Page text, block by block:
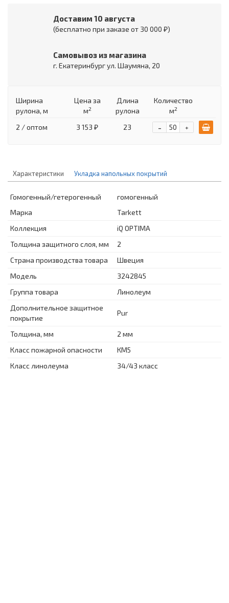
Доставим 10 августа
(бесплатно при заказе от 30 000 ₽)
Самовывоз из магазина
г. Екатеринбург ул. Шаумяна, 20
Ширина
рулона, м
Цена за
м2
Длина
рулона
Количество
м2
2 / оптом 3 153 ₽ 23 +
-
Характеристики Укладка напольных покрытий
Гомогенный/гетерогенный
гомогенный
Марка
Tarkett
Коллекция
iQ OPTIMA
Толщина защитного слоя, мм
2
Страна производства товара
Швеция
Модель
3242845
Группа товара
Линолеум
Дополнительное защитное
покрытие
Pur
Толщина, мм
2 мм
Класс пожарной опасности
КМ5
Класс линолеума
34/43 класс